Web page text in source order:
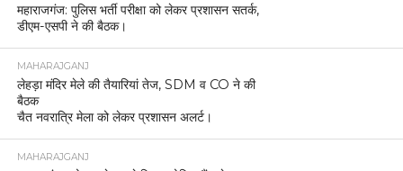
महाराजगंज: पुलिस भर्ती परीक्षा को लेकर प्रशासन सतर्क,
डीएम-एसपी ने की बैठक।
MAHARAJGANJ
लेहड़ा मंदिर मेले की तैयारियां तेज, SDM व CO ने की
बैठक
चैत नवरात्रि मेला को लेकर प्रशासन अलर्ट।
MAHARAJGANJ